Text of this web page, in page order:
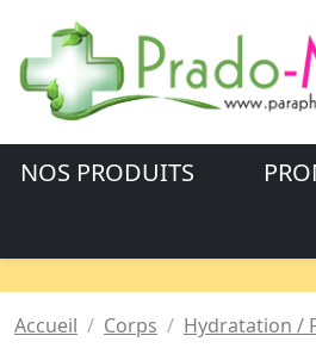
NOS PRODUITS
Accueil Corps Hydratation /